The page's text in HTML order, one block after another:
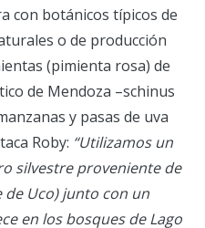
con botánicos típicos de
o de producción
(pimienta rosa) de
de Mendoza –schinus
y pasas de uva
Roby: “Utilizamos un
silvestre proveniente de
de Uco) junto con un
en los bosques de Lago